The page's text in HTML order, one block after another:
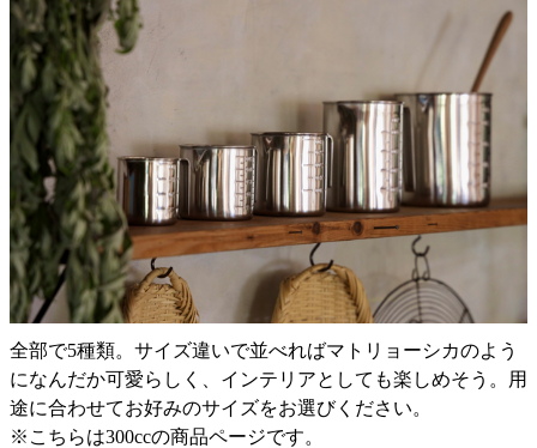
全部で5種類。サイズ違いで並べればマトリョーシカのよう
になんだか可愛らしく、インテリアとしても楽しめそう。用
途に合わせてお好みのサイズをお選びください。
※こちらは300ccの商品ページです。